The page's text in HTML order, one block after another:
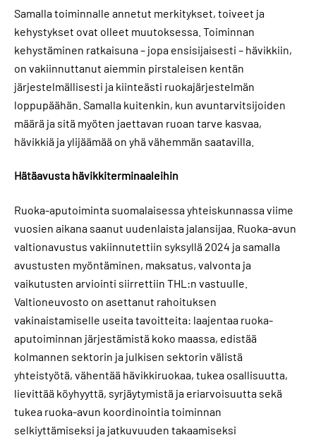
Samalla toiminnalle annetut merkitykset, toiveet ja
kehystykset ovat olleet muutoksessa. Toiminnan
kehystäminen ratkaisuna – jopa ensisijaisesti – hävikkiin,
on vakiinnuttanut aiemmin pirstaleisen kentän
järjestelmällisesti ja kiinteästi ruokajärjestelmän
loppupäähän. Samalla kuitenkin, kun avuntarvitsijoiden
määrä ja sitä myöten jaettavan ruoan tarve kasvaa,
hävikkiä ja ylijäämää on yhä vähemmän saatavilla.
Hätäavusta hävikkiterminaaleihin
Ruoka-aputoiminta suomalaisessa yhteiskunnassa viime
vuosien aikana saanut uudenlaista jalansijaa. Ruoka-avun
valtionavustus vakiinnutettiin syksyllä 2024 ja samalla
avustusten myöntäminen, maksatus, valvonta ja
vaikutusten arviointi siirrettiin THL:n vastuulle.
Valtioneuvosto on asettanut rahoituksen
vakinaistamiselle useita tavoitteita: laajentaa ruoka-
aputoiminnan järjestämistä koko maassa, edistää
kolmannen sektorin ja julkisen sektorin välistä
yhteistyötä, vähentää hävikkiruokaa, tukea osallisuutta,
lievittää köyhyyttä, syrjäytymistä ja eriarvoisuutta sekä
tukea ruoka-avun koordinointia toiminnan
selkiyttämiseksi ja jatkuvuuden takaamiseksi